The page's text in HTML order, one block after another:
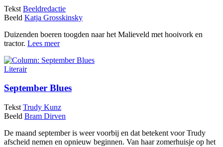
Tekst Beeldredactie
Beeld Katja Grosskinsky
Duizenden boeren toogden naar het Malieveld met hooivork en
tractor. Lees meer
Literair
September Blues
Tekst Trudy Kunz
Beeld Bram Dirven
De maand september is weer voorbij en dat betekent voor Trudy
afscheid nemen en opnieuw beginnen. Van haar zomerhuisje op het